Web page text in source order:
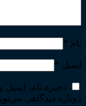
نام *
ایمیل *
ذخیره نام،
دوباره دیدگاهی